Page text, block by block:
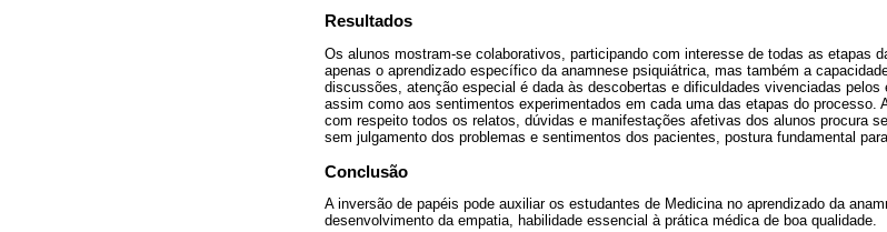
Resultados
Os alunos mostram-se colaborativos, participando com interesse de todas as etapas
apenas o aprendizado específico da anamnese psiquiátrica, mas também a
discussões, atenção especial é dada às descobertas e dificuldades vivenciadas pelos
assim como aos sentimentos experimentados em cada uma das etapas do processo.
com respeito todos os relatos, dúvidas e manifestações afetivas dos alunos procura
sem julgamento dos problemas e sentimentos dos pacientes, postura fundamental
Conclusão
A inversão de papéis pode auxiliar os estudantes de Medicina no aprendizado da
desenvolvimento da empatia, habilidade essencial à prática médica de boa qualidade.